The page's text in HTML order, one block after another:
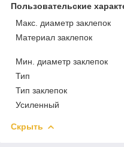
Пользовательские
Макс. диаметр заклепок
Материал заклепок
Мин. диаметр заклепок
Тип
Тип заклепок
Усиленный
Скрыть